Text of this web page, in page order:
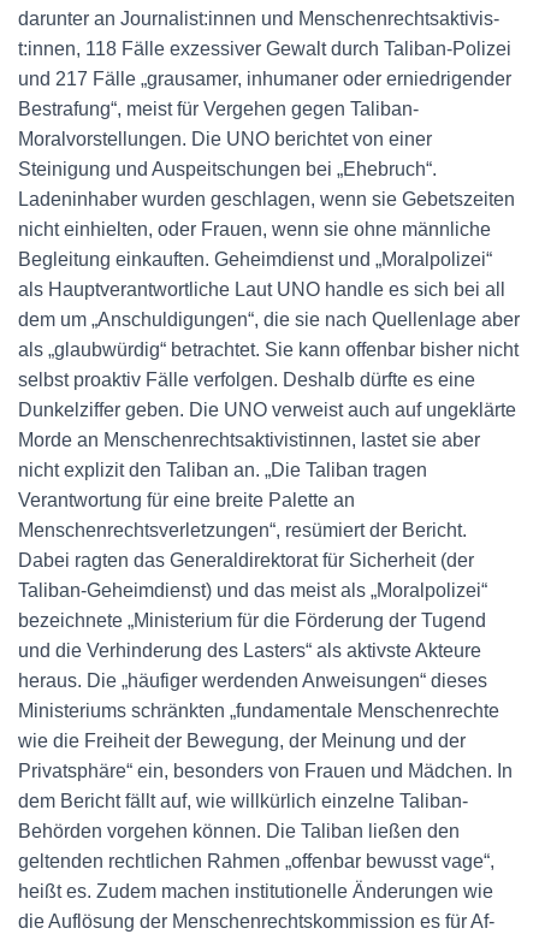
darunter an Jour­na­lis­t:in­nen und Men­schen­rechts­ak­ti­vis­
t:in­nen, 118 Fälle exzessiver Gewalt durch Taliban-Polizei
und 217 Fälle „grausamer, inhumaner oder erniedrigender
Bestrafung“, meist für Vergehen gegen Taliban-
Moralvorstellungen. Die UNO berichtet von einer
Steinigung und Auspeitschungen bei „Ehebruch“.
Ladeninhaber wurden geschlagen, wenn sie Gebetszeiten
nicht einhielten, oder Frauen, wenn sie ohne männliche
Begleitung einkauften. Geheimdienst und „Moralpolizei“
als Hauptverantwortliche Laut UNO handle es sich bei all
dem um „Anschuldigungen“, die sie nach Quellenlage aber
als „glaubwürdig“ betrachtet. Sie kann offenbar bisher nicht
selbst proaktiv Fälle verfolgen. Deshalb dürfte es eine
Dunkelziffer geben. Die UNO verweist auch auf ungeklärte
Morde an Menschenrechtsaktivistinnen, lastet sie aber
nicht explizit den Taliban an. „Die Taliban tragen
Verantwortung für eine breite Palette an
Menschenrechtsverletzungen“, resümiert der Bericht.
Dabei ragten das Generaldirektorat für Sicherheit (der
Taliban-Geheimdienst) und das meist als „Moralpolizei“
bezeichnete „Ministerium für die Förderung der Tugend
und die Verhinderung des Lasters“ als aktivste Akteure
heraus. Die „häufiger werdenden Anweisungen“ dieses
Ministeriums schränkten „fundamentale Menschenrechte
wie die Freiheit der Bewegung, der Meinung und der
Privatsphäre“ ein, besonders von Frauen und Mädchen. In
dem Bericht fällt auf, wie willkürlich einzelne Taliban-
Behörden vorgehen können. Die Taliban ließen den
geltenden rechtlichen Rahmen „offenbar bewusst vage“,
heißt es. Zudem machen institutionelle Änderungen wie
die Auflösung der Menschenrechtskommission es für Af­